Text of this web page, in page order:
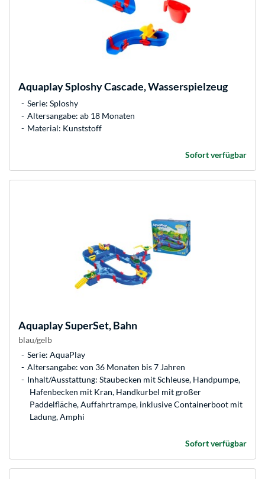
AquaplaySploshy Cascade, Wasserspielzeug
Serie: Sploshy
Altersangabe: ab 18 Monaten
Material: Kunststoff
Sofort verfügbar
AquaplaySuperSet, Bahn
blau/gelb
Serie: AquaPlay
Altersangabe: von 36 Monaten bis 7 Jahren
Inhalt/Ausstattung: Staubecken mit Schleuse, Handpumpe,
Hafenbecken mit Kran, Handkurbel mit großer
Paddelfläche, Auffahrtrampe, inklusive Containerboot mit
Ladung, Amphi
Sofort verfügbar